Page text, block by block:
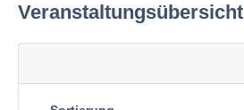
Veranstaltungsübersicht